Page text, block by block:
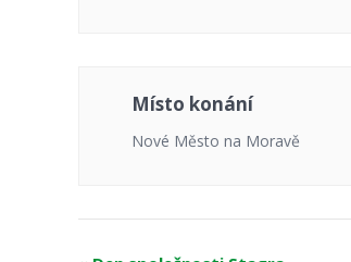
Místo konání
Nové Město na Moravě